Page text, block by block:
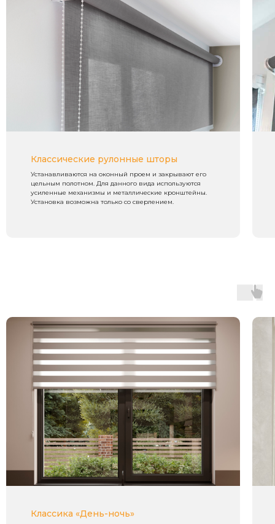
Классические рулонные шторы
Устанавливаются на оконный проем и закрывают его
цельным полотном. Для данного вида используются
усиленные механизмы и металлические кронштейны.
Установка возможна только со сверлением.
Классика «День-ночь»